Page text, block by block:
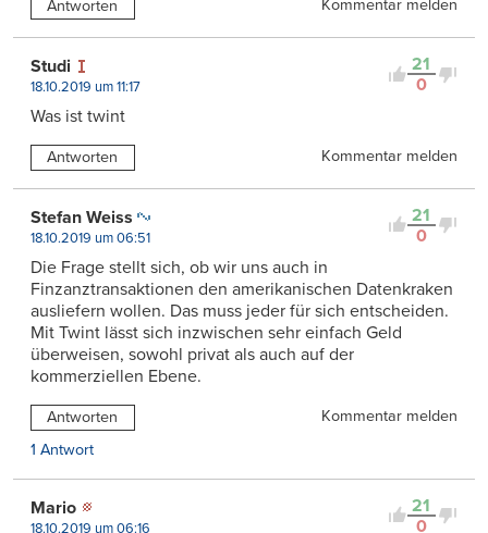
Antworten Kommentar melden
21
0
Studi
18.10.2019 um 11:17
Was ist twint
Antworten Kommentar melden
21
0
Stefan Weiss
18.10.2019 um 06:51
Die Frage stellt sich, ob wir uns auch in
Finzanztransaktionen den amerikanischen Datenkraken
ausliefern wollen. Das muss jeder für sich entscheiden.
Mit Twint lässt sich inzwischen sehr einfach Geld
überweisen, sowohl privat als auch auf der
kommerziellen Ebene.
Antworten
Kommentar melden
1 Antwort
21
0
Mario
18.10.2019 um 06:16